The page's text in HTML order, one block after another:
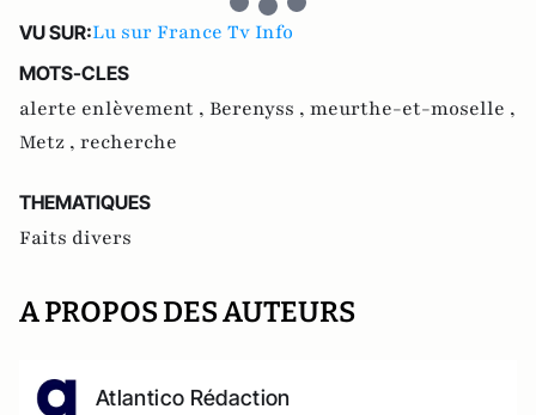
VU SUR:Lu sur France Tv Info
MOTS-CLES
alerte enlèvement , Berenyss , meurthe-et-moselle ,
Metz , recherche
THEMATIQUES
Faits divers
A PROPOS DES AUTEURS
Atlantico Rédaction